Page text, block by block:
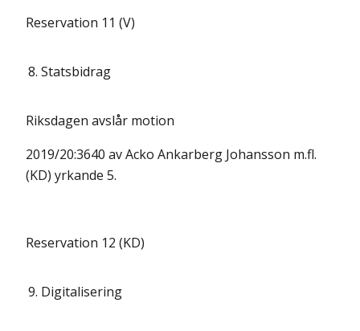
Reservation 11 (V)
8. Statsbidrag
Riksdagen avslår motion
2019/20:3640 av Acko Ankarberg Johansson m.fl.
(KD) yrkande 5.
Reservation 12 (KD)
9. Digitalisering